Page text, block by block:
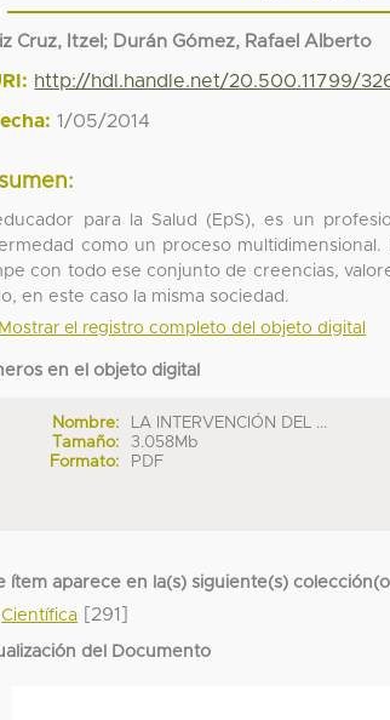
Cruz, Itzel ; Durán Gómez, Rafael Alberto
http://hdl.handle.net/20.500.11799/
1/05/2014
para la Salud (EpS), es un
como un proceso
con todo ese conjunto de creencias,
en este caso la misma sociedad.
Mostrar el registro completo del objeto digital
en el objeto digital
Nombre:
LA INTERVENCIÓN DEL ...
Tamaño:
3.058Mb
Formato:
PDF
ítem aparece en la(s) siguiente(s)
Científica [291]
del Documento